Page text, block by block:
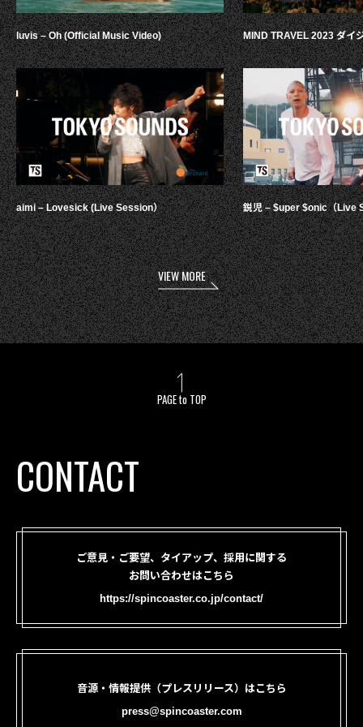
luvis – Oh (Official Music Video)
aimi – Lovesick (Live Session）
MIND TRAVEL 2023 ダイ
鋭児 – $uper $onic（Live
VIEW MORE
PAGE to TOP
CONTACT
ご意見・ご要望、タイアップ、採用に関する
お問い合わせはこちら
https://spincoaster.co.jp/contact/
音源・情報提供（プレスリリース）はこちら
press@spincoaster.com